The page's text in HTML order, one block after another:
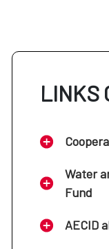
LINKS
Water
Fund
AECID